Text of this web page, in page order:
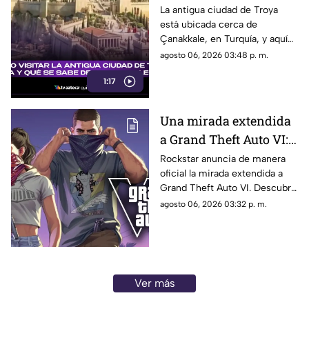
1:17
Troya en Turquía y qué
se sabe de su origen
legendario?
La antigua ciudad de Troya
está ubicada cerca de
Çanakkale, en Turquía, y aquí
te explicamos todos los
agosto 06, 2026 03:48 p. m.
Una mirada extendida
a Grand Theft Auto VI:
¿Cuándo, dónde y a qué
hora de México se
estrena este adelanto
de GTA?
Rockstar anuncia de manera
oficial la mirada extendida a
Grand Theft Auto VI. Descubre
fecha, horario, dónde verla y
agosto 06, 2026 03:32 p. m.
Ver más